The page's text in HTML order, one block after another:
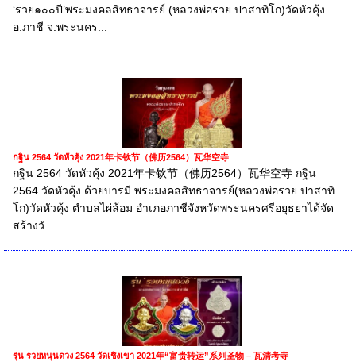
‘รวย๑๐๐ปี’พระมงคลสิทธาจารย์ (หลวงพ่อรวย ปาสาทิโก)วัดหัวคุ้ง
อ.ภาชี จ.พระนคร...
กฐิน 2564 วัดหัวคุ้ง 2021年卡钦节（佛历2564）瓦华空寺
กฐิน 2564 วัดหัวคุ้ง 2021年卡钦节（佛历2564）瓦华空寺 กฐิน
2564 วัดหัวคุ้ง ด้วยบารมี พระมงคลสิทธาจารย์(หลวงพ่อรวย ปาสาทิ
โก)วัดหัวคุ้ง ตำบลไผ่ล้อม อำเภอภาชีจังหวัดพระนครศรีอยุธยาได้จัด
สร้างวั...
รุ่น รวยหนุนดวง 2564 วัดเชิงเขา 2021年“富贵转运”系列圣物 – 瓦清考寺